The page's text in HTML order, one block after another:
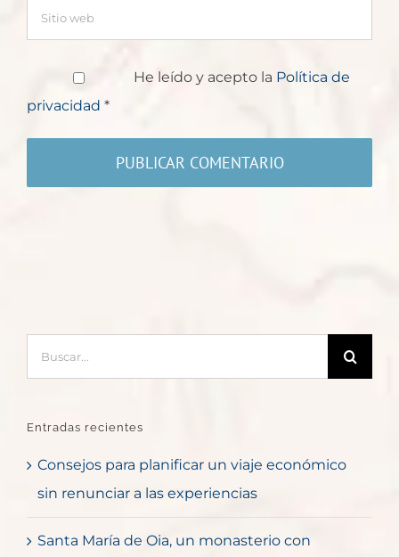
He leído y acepto la Política de
privacidad *
Entradas recientes
Consejos para planificar un viaje económico
sin renunciar a las experiencias
Santa María de Oia, un monasterio con